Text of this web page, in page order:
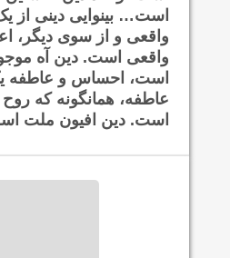
است… بینوایی دینی از
واقعی و از سوی دیگر،
واقعی است. دین آه موجود
است، احساس و عاطفه
عاطفه، همانگونه که
است. دین افیون ملت